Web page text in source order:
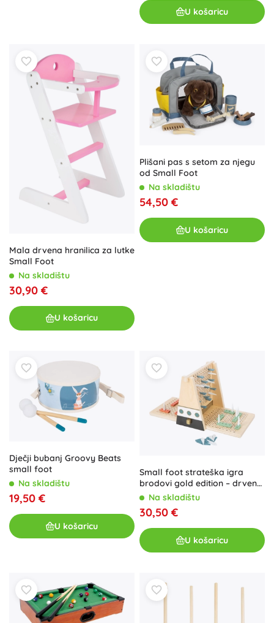
U košaricu
Mala drvena hranilica za lutke
Small Foot
Na skladištu
30,90 €
U košaricu
Plišani pas s setom za njegu
od Small Foot
Na skladištu
54,50 €
U košaricu
Dječji bubanj Groovy Beats
small foot
Na skladištu
19,50 €
U košaricu
Small foot strateška igra
brodovi gold edition – drvena
pomorska bitka
Na skladištu
30,50 €
U košaricu